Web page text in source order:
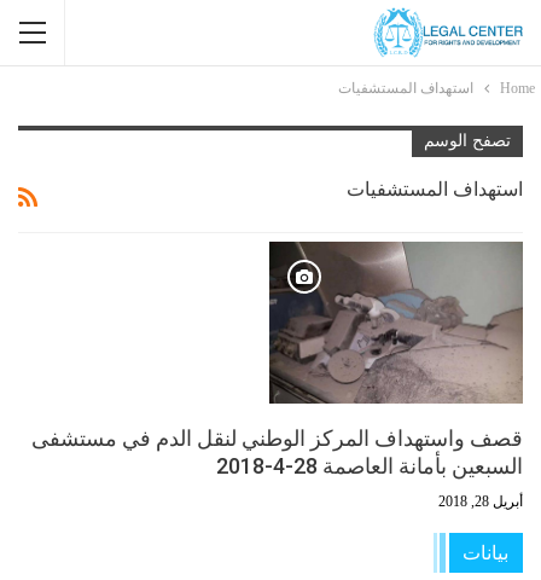
Home استهداف المستشفيات
تصفح الوسم
استهداف المستشفيات
قصف واستهداف المركز الوطني لنقل الدم في مستشفى
السبعين بأمانة العاصمة 28-4-2018
أبريل 28, 2018
بيانات